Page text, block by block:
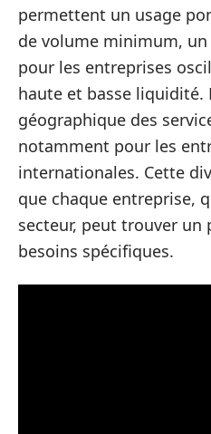
permettent un usage
de volume minimum,
pour les entreprises
haute et basse liquidité.
géographique des
notamment pour les
internationales. Cette
que chaque entreprise,
secteur, peut trouver un
besoins spécifiques.